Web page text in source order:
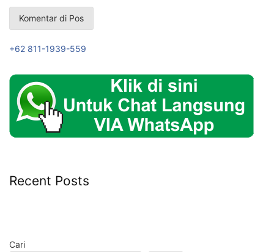
+62 811-1939-559
Recent Posts
Cari